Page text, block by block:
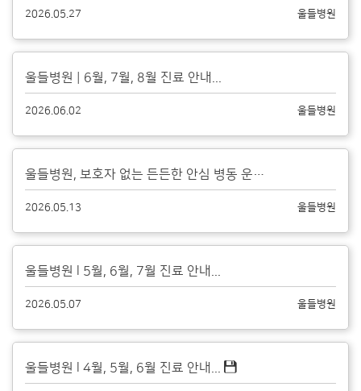
울들병원
2026.05.27
울들병원 | 6월, 7월, 8월 진료 안내...
울들병원
2026.06.02
울들병원, 보호자 없는 든든한 안심 병동 운영 안내...
울들병원
2026.05.13
울들병원 l 5월, 6월, 7월 진료 안내...
울들병원
2026.05.07
울들병원 l 4월, 5월, 6월 진료 안내...